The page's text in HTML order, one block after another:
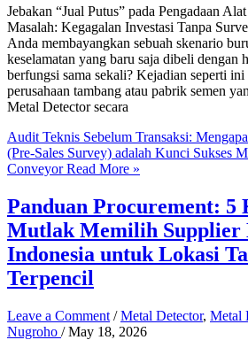
Jebakan “Jual Putus” pada Pengadaan
Masalah: Kegagalan Investasi Tanpa
Anda membayangkan sebuah skenario
keselamatan yang baru saja dibeli dengan
berfungsi sama sekali? Kejadian seperti ini
perusahaan tambang atau pabrik semen
Metal Detector secara
Audit Teknis Sebelum Transaksi:
(Pre-Sales Survey) adalah Kunci Sukses
ConveyorRead More »
Panduan Procurement:
Mutlak Memilih Supplier
Indonesia untuk Lokasi
Terpencil
Leave a Comment /Metal Detector, Metal
Nugroho /May 18, 2026